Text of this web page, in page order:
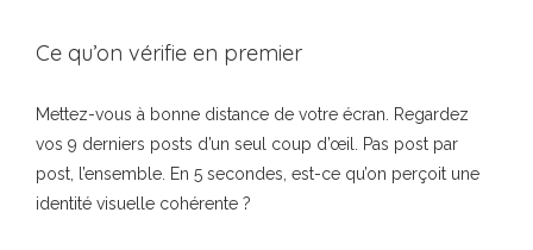
Ce qu’on vérifie en premier
Mettez-vous à bonne distance de votre écran. Regardez
vos 9 derniers posts d’un seul coup d’œil. Pas post par
post, l’ensemble. En 5 secondes, est-ce qu’on perçoit une
identité visuelle cohérente ?